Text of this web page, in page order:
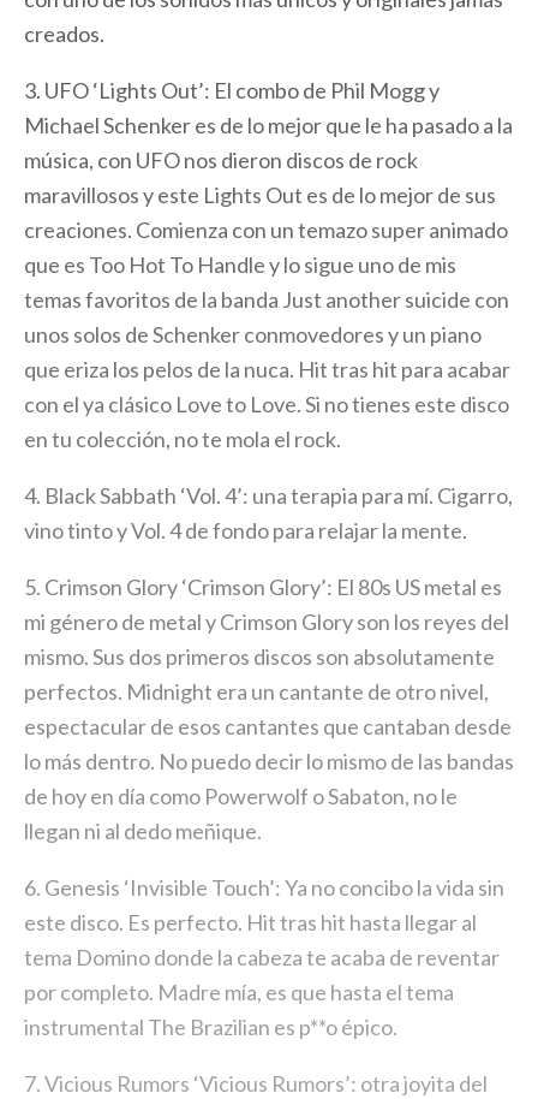
creados.
3. UFO ‘Lights Out’: El combo de Phil Mogg y
Michael Schenker es de lo mejor que le ha pasado a la
música, con UFO nos dieron discos de rock
maravillosos y este Lights Out es de lo mejor de sus
creaciones. Comienza con un temazo super animado
que es Too Hot To Handle y lo sigue uno de mis
temas favoritos de la banda Just another suicide con
unos solos de Schenker conmovedores y un piano
que eriza los pelos de la nuca. Hit tras hit para acabar
con el ya clásico Love to Love. Si no tienes este disco
en tu colección, no te mola el rock.
4. Black Sabbath ‘Vol. 4’: una terapia para mí. Cigarro,
vino tinto y Vol. 4 de fondo para relajar la mente.
5. Crimson Glory ‘Crimson Glory’: El 80s US metal es
mi género de metal y Crimson Glory son los reyes del
mismo. Sus dos primeros discos son absolutamente
perfectos. Midnight era un cantante de otro nivel,
espectacular de esos cantantes que cantaban desde
lo más dentro. No puedo decir lo mismo de las bandas
de hoy en día como Powerwolf o Sabaton, no le
llegan ni al dedo meñique.
6. Genesis ‘Invisible Touch’: Ya no concibo la vida sin
este disco. Es perfecto. Hit tras hit hasta llegar al
tema Domino donde la cabeza te acaba de reventar
por completo. Madre mía, es que hasta el tema
instrumental The Brazilian es p**o épico.
7. Vicious Rumors ‘Vicious Rumors’: otra joyita del